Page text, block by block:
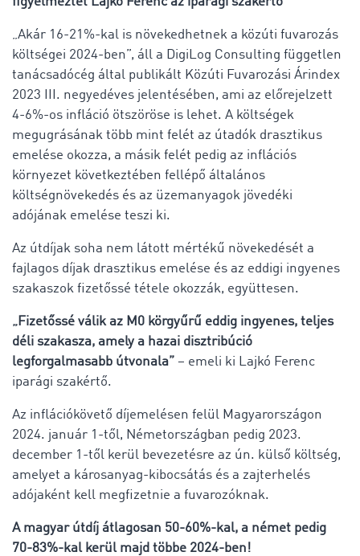
„Akár 16-21%-kal is növekedhetnek a közúti fuvarozás
költségei 2024-ben”, áll a DigiLog Consulting független
tanácsadócég által publikált Közúti Fuvarozási Árindex
2023 III. negyedéves jelentésében, ami az előrejelzett
4-6%-os infláció ötszöröse is lehet. A költségek
megugrásának több mint felét az útadók drasztikus
emelése okozza, a másik felét pedig az inflációs
környezet következtében fellépő általános
költségnövekedés és az üzemanyagok jövedéki
adójának emelése teszi ki.
Az útdíjak soha nem látott mértékű növekedését a
fajlagos díjak drasztikus emelése és az eddigi ingyenes
szakaszok fizetőssé tétele okozzák, együttesen.
„Fizetőssé válik az M0 körgyűrű eddig ingyenes, teljes
déli szakasza, amely a hazai disztribúció
legforgalmasabb útvonala” – emeli ki Lajkó Ferenc
iparági szakértő.
Az inflációkövető díjemelésen felül Magyarországon
2024. január 1-től, Németországban pedig 2023.
december 1-től kerül bevezetésre az ún. külső költség,
amelyet a károsanyag-kibocsátás és a zajterhelés
adójaként kell megfizetnie a fuvarozóknak.
A magyar útdíj átlagosan 50-60%-kal, a német pedig
70-83%-kal kerül majd többe 2024-ben!